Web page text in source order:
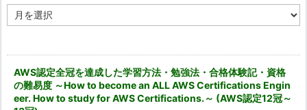
ー
AWS認定全冠を達成した学習方法・勉強法・合格体験記・資格
の難易度 ～How to become an ALL AWS Certifications Engin
eer. How to study for AWS Certifications.～ (AWS認定12冠～